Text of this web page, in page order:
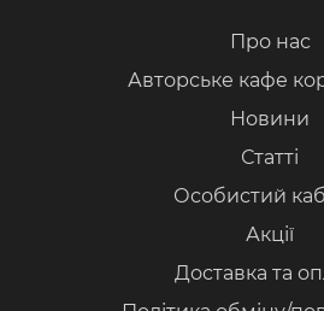
Про нас
Авторське кафе
Новини
Статті
Особистий
Акції
Доставка та